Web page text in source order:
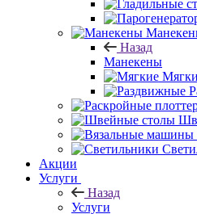
Назад
Манекены
Акции
Услуги
Назад
Услуги